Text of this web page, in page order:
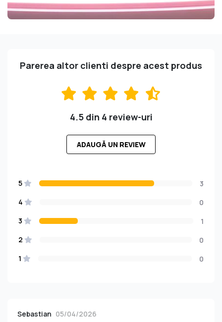
Parerea altor clienti despre acest produs
4.5 din 4 review-uri
ADAUGĂ UN REVIEW
5
3
4
0
3
1
2
0
1
0
Sebastian 05/04/2026